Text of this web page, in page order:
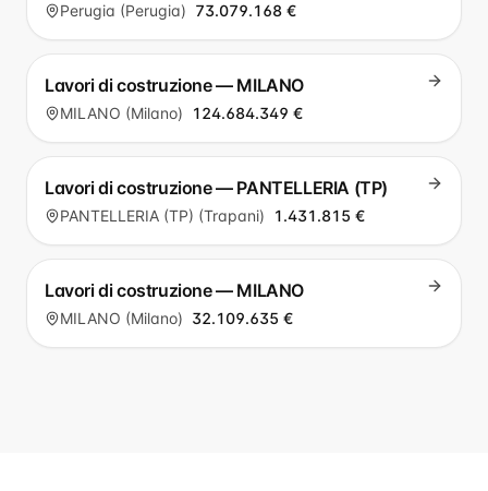
Perugia (Perugia) 73.079.168 €
Lavori di costruzione — MILANO
MILANO (Milano) 124.684.349 €
Lavori di costruzione — PANTELLERIA (TP)
PANTELLERIA (TP) (Trapani) 1.431.815 €
Lavori di costruzione — MILANO
MILANO (Milano) 32.109.635 €